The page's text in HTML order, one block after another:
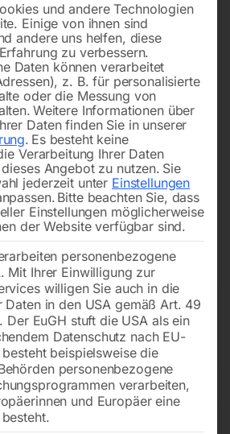
Komplett-Set
KE 17/5m – Set / 20 l
und andere Technologien
Einige von ihnen sind
andere uns helfen, diese
zu verbessern.
Daten können verarbeitet
z. B. für personalisierte
oder die Messung von
Weitere Informationen über
Daten finden Sie in unserer
. Es besteht keine
Verarbeitung Ihrer Daten
Angebot zu nutzen. Sie
jederzeit unter Einstellungen
Bitte beachten Sie, dass
Einstellungen möglicherweise
der Website verfügbar sind.
personenbezogene
Mit Ihrer Einwilligung zur
willigen Sie auch in die
Daten in den USA gemäß Art. 49
Der EuGH stuft die USA als ein
Datenschutz nach EU-
beispielsweise die
personenbezogene
verarbeiten,
und Europäer eine